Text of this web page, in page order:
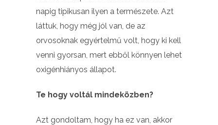
napig tipikusan ilyen a természete. Azt
láttuk, hogy még jól van, de az
orvosoknak egyértelmű volt, hogy ki kell
venni gyorsan, mert ebből könnyen lehet
oxigénhiányos állapot.
Te hogy voltál mindeközben?
Azt gondoltam, hogy ha ez van, akkor